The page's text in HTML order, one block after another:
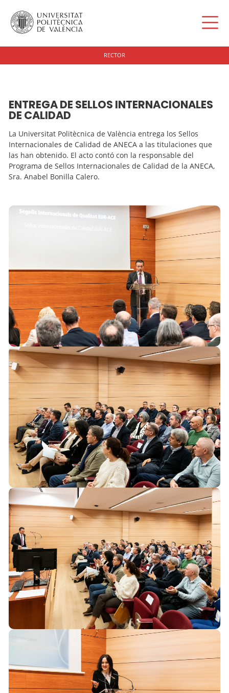
RECTOR
ENTREGA DE SELLOS INTERNACIONALES
DE CALIDAD
La Universitat Politècnica de València entrega los Sellos
Internacionales de Calidad de ANECA a las titulaciones que
las han obtenido. El acto contó con la responsable del
Programa de Sellos Internacionales de Calidad de la ANECA,
Sra. Anabel Bonilla Calero.